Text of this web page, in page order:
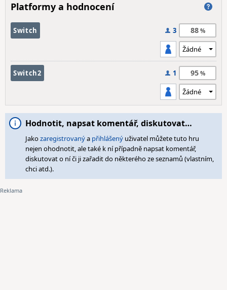
Platformy a hodnocení
Switch 3 88
Switch2 1 95
Hodnotit, napsat komentář, diskutovat…
Jakozaregistrovanýa přihlášený uživatel můžete tuto hru
nejen ohodnotit, ale také k ní případně napsat komentář,
diskutovat o ní či ji zařadit do některého ze seznamů (vlastním,
chci atd.).